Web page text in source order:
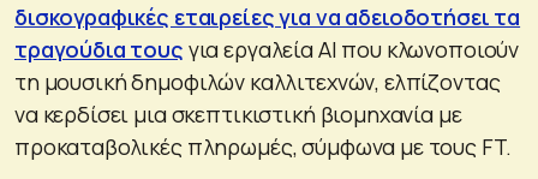
δισκογραφικές εταιρείες για να αδειοδοτήσει τα
τραγούδια τους για εργαλεία AI που κλωνοποιούν
τη μουσική δημοφιλών καλλιτεχνών, ελπίζοντας
να κερδίσει μια σκεπτικιστική βιομηχανία με
προκαταβολικές πληρωμές, σύμφωνα με τους FT.